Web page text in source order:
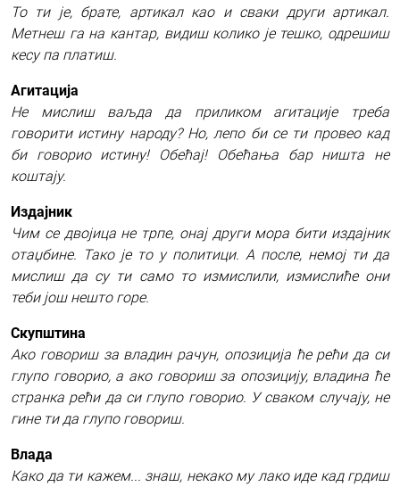
То ти је, брате, артикал као и сваки други артикал.
Метнеш га на кантар, видиш колико је тешко, одрешиш
кесу па платиш.
Агитација
Не мислиш ваљда да приликом агитације треба
говорити истину народу? Но, лепо би се ти провео кад
би говорио истину! Обећај! Обећања бар ништа не
коштају.
Издајник
Чим се двојица не трпе, онај други мора бити издајник
отаџбине. Тако је то у политици. А после, немој ти да
мислиш да су ти само то измислили, измислиће они
теби још нешто горе.
Скупштина
Ако говориш за владин рачун, опозиција ће рећи да си
глупо говорио, а ако говориш за опозицију, владина ће
странка рећи да си глупо говорио. У сваком случају, не
гине ти да глупо говориш.
Влада
Како да ти кажем... знаш, некако му лако иде кад грдиш